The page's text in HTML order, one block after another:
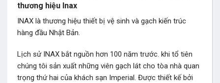
thương hiệu Inax
INAX là thương hiệu thiết bị vệ sinh và gạch kiến trúc
hàng đầu Nhật Bản.
Lịch sử INAX bắt nguồn hơn 100 năm trước. khi tổ tiên
chúng tôi sản xuất những viên gạch lát cho tòa nhà quan
trọng thứ hai của khách sạn Imperial. Được thiết kế bởi